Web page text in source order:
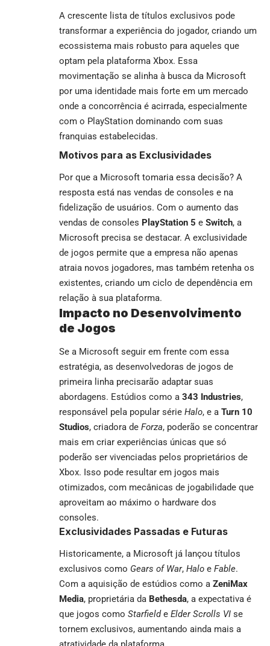
A crescente lista de títulos exclusivos pode
transformar a experiência do jogador, criando um
ecossistema mais robusto para aqueles que
optam pela plataforma Xbox. Essa
movimentação se alinha à busca da Microsoft
por uma identidade mais forte em um mercado
onde a concorrência é acirrada, especialmente
com o PlayStation dominando com suas
franquias estabelecidas.
Motivos para as Exclusividades
Por que a Microsoft tomaria essa decisão? A
resposta está nas vendas de consoles e na
fidelização de usuários. Com o aumento das
vendas de consoles PlayStation 5 e Switch, a
Microsoft precisa se destacar. A exclusividade
de jogos permite que a empresa não apenas
atraia novos jogadores, mas também retenha os
existentes, criando um ciclo de dependência em
relação à sua plataforma.
Impacto no Desenvolvimento
de Jogos
Se a Microsoft seguir em frente com essa
estratégia, as desenvolvedoras de jogos de
primeira linha precisarão adaptar suas
abordagens. Estúdios como a 343 Industries,
responsável pela popular série Halo, e a Turn 10
Studios, criadora de Forza, poderão se concentrar
mais em criar experiências únicas que só
poderão ser vivenciadas pelos proprietários de
Xbox. Isso pode resultar em jogos mais
otimizados, com mecânicas de jogabilidade que
aproveitam ao máximo o hardware dos
consoles.
Exclusividades Passadas e Futuras
Historicamente, a Microsoft já lançou títulos
exclusivos como Gears of War, Halo e Fable.
Com a aquisição de estúdios como a ZeniMax
Media, proprietária da Bethesda, a expectativa é
que jogos como Starfielde Elder Scrolls VI se
tornem exclusivos, aumentando ainda mais a